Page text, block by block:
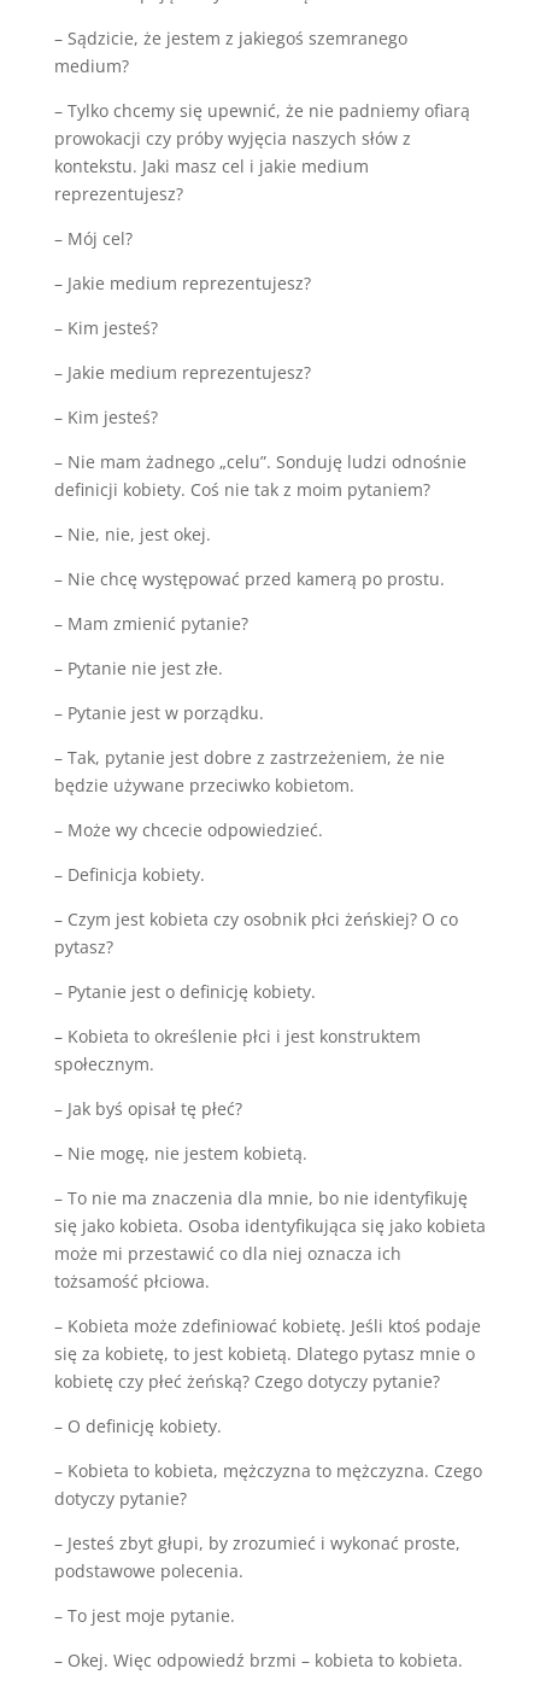
– Sądzicie, że jestem z jakiegoś szemranego
medium?
– Tylko chcemy się upewnić, że nie padniemy ofiarą
prowokacji czy próby wyjęcia naszych słów z
kontekstu. Jaki masz cel i jakie medium
reprezentujesz?
– Mój cel?
– Jakie medium reprezentujesz?
– Kim jesteś?
– Jakie medium reprezentujesz?
– Kim jesteś?
– Nie mam żadnego „celu”. Sonduję ludzi odnośnie
definicji kobiety. Coś nie tak z moim pytaniem?
– Nie, nie, jest okej.
– Nie chcę występować przed kamerą po prostu.
– Mam zmienić pytanie?
– Pytanie nie jest złe.
– Pytanie jest w porządku.
– Tak, pytanie jest dobre z zastrzeżeniem, że nie
będzie używane przeciwko kobietom.
– Może wy chcecie odpowiedzieć.
– Definicja kobiety.
– Czym jest kobieta czy osobnik płci żeńskiej? O co
pytasz?
– Pytanie jest o definicję kobiety.
– Kobieta to określenie płci i jest konstruktem
społecznym.
– Jak byś opisał tę płeć?
– Nie mogę, nie jestem kobietą.
– To nie ma znaczenia dla mnie, bo nie identyfikuję
się jako kobieta. Osoba identyfikująca się jako kobieta
może mi przestawić co dla niej oznacza ich
tożsamość płciowa.
– Kobieta może zdefiniować kobietę. Jeśli ktoś podaje
się za kobietę, to jest kobietą. Dlatego pytasz mnie o
kobietę czy płeć żeńską? Czego dotyczy pytanie?
– O definicję kobiety.
– Kobieta to kobieta, mężczyzna to mężczyzna. Czego
dotyczy pytanie?
– Jesteś zbyt głupi, by zrozumieć i wykonać proste,
podstawowe polecenia.
– To jest moje pytanie.
– Okej. Więc odpowiedź brzmi – kobieta to kobieta.